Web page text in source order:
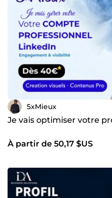
5xMieux
Je vais optimiser votre
À partir de 50,17 $US